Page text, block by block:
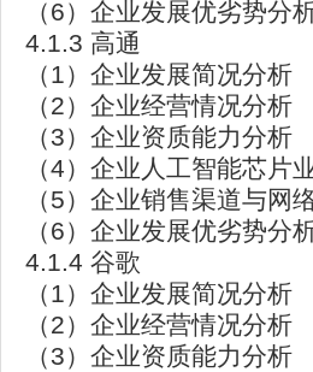
（6）企业发展优劣势分
4.1.3 高通
（1）企业发展简况分析
（2）企业经营情况分析
（3）企业资质能力分析
（4）企业人工智能芯片
（5）企业销售渠道与网
（6）企业发展优劣势分
4.1.4 谷歌
（1）企业发展简况分析
（2）企业经营情况分析
（3）企业资质能力分析